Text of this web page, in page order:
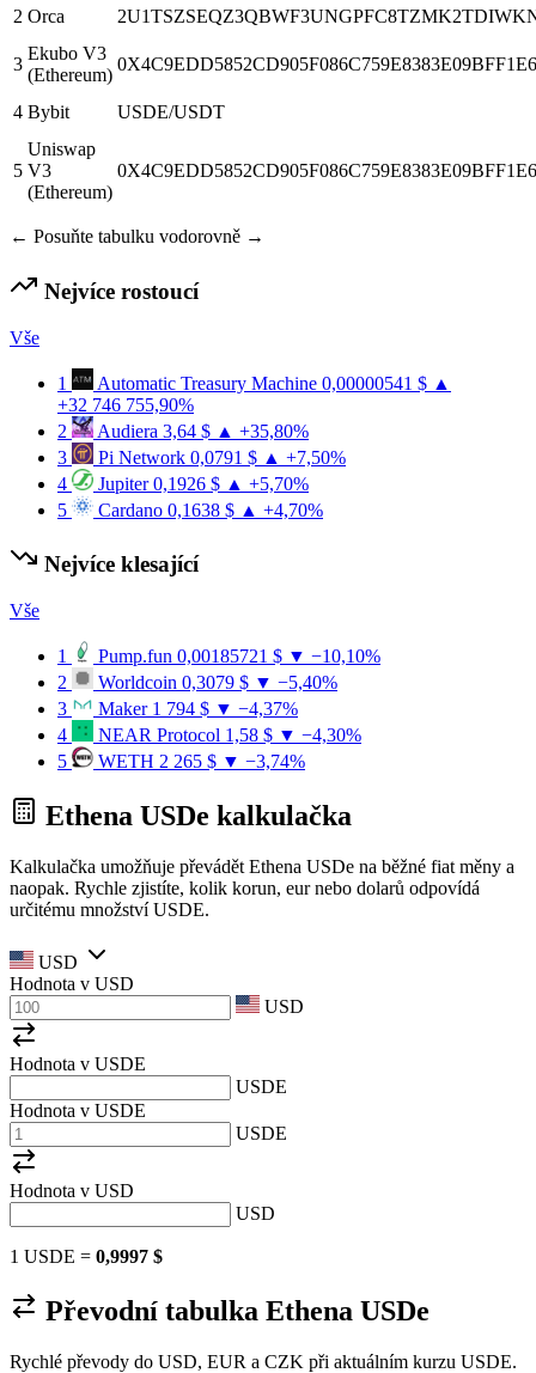
2 Orca
3
Ekubo V3
(Ethereum)
4 Bybit USDE/USDT
5
Uniswap
V3
(Ethereum)
← Posuňte tabulku vodorovně →
Nejvíce rostoucí
Vše
1 Automatic Treasury Machine 0,00000541 $ ▲
+32 746 755,90%
2
Audiera 3,64 $ ▲ +35,80%
3
Pi Network 0,0791 $ ▲ +7,50%
4
Jupiter 0,1926 $ ▲ +5,70%
5
Cardano 0,1638 $ ▲ +4,70%
Nejvíce klesající
Vše
1 Pump.fun 0,00185721 $ ▼ −10,10%
2
Worldcoin 0,3079 $ ▼ −5,40%
3
Maker 1 794 $ ▼ −4,37%
4
NEAR Protocol 1,58 $ ▼ −4,30%
5
WETH 2 265 $ ▼ −3,74%
Ethena USDe kalkulačka
Kalkulačka umožňuje převádět Ethena USDe na běžné fiat měny a
naopak. Rychle zjistíte, kolik korun, eur nebo dolarů odpovídá
určitému množství USDE.
USD
Hodnota v USD
USD
Hodnota v USDE
USDE
Hodnota v USDE
USDE
Hodnota v USD
USD
1 USDE = 0,9997 $
Převodní tabulka Ethena USDe
Rychlé převody do USD, EUR a CZK při aktuálním kurzu USDE.